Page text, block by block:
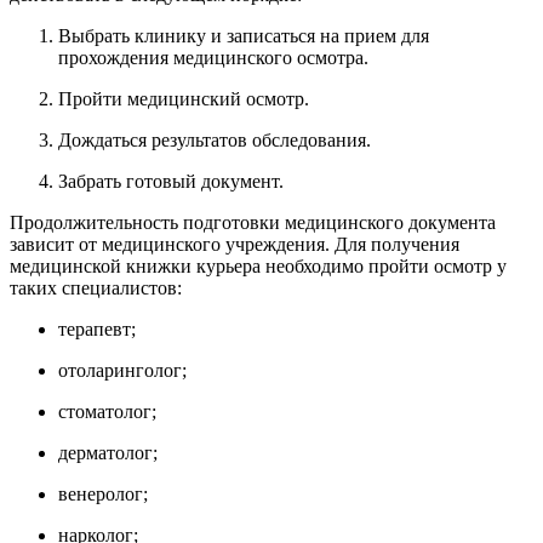
Выбрать клинику и записаться на прием для
прохождения медицинского осмотра.
Пройти медицинский осмотр.
Дождаться результатов обследования.
Забрать готовый документ.
Продолжительность подготовки медицинского документа
зависит от медицинского учреждения. Для получения
медицинской книжки курьера необходимо пройти осмотр у
таких специалистов:
терапевт;
отоларинголог;
стоматолог;
дерматолог;
венеролог;
нарколог;